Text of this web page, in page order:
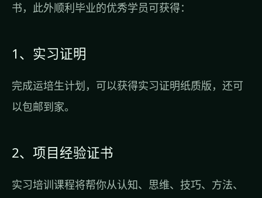
书，此外顺利毕业的优秀学员可获得：
1、实习证明
完成运培生计划，可以获得实习证明纸质版，还可
以包邮到家。
2、项目经验证书
实习培训课程将帮你从认知、思维、技巧、方法、